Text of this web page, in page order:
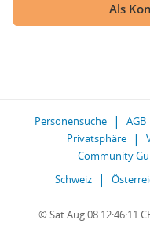
Als
Personensuche AGB
Privatsphäre
Community
Schweiz
© Sat Aug 08 12:46:11